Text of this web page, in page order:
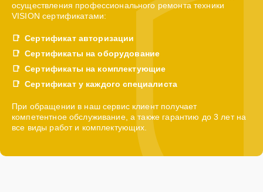
осуществления профессионального ремонта техники
VISION сертификатами:
Сертификат авторизации
Сертификаты на оборудование
Сертификаты на комплектующие
Сертификат у каждого специалиста
При обращении в наш сервис клиент получает
компетентное обслуживание, а также гарантию до 3 лет на
все виды работ и комплектующих.